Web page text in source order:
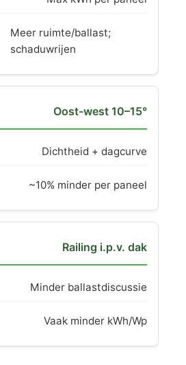
Meer ruimte/ballast;
schaduwrijen
Oost-west 10–15°
Dichtheid + dagcurve
~10% minder per paneel
Railing i.p.v. dak
Minder ballastdiscussie
Vaak minder kWh/Wp